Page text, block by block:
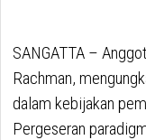
SANGATTA –
Rachman,
dalam kebijakan
Pergeseran